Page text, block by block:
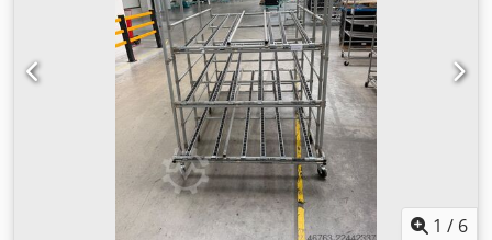
1 / 6